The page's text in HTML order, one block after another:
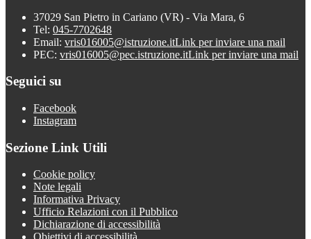
37029 San Pietro in Cariano (VR) - Via Mara, 6
Tel: 045-7702648
Email: vris016005@istruzione.itLink per inviare una mail
PEC: vris016005@pec.istruzione.itLink per inviare una mail
Seguici su
Facebook
Instagram
Sezione Link Utili
Cookie policy
Note legali
Informativa Privacy
Ufficio Relazioni con il Pubblico
Dichiarazione di accessibilità